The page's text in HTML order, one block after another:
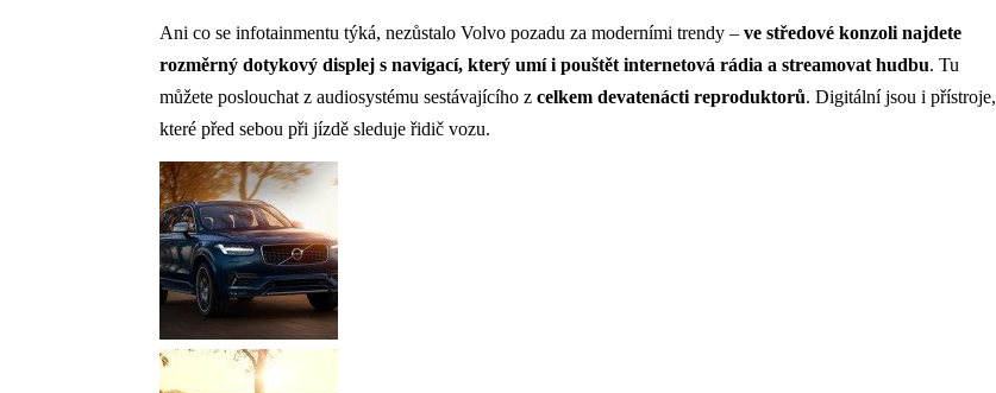
Ani co se infotainmentu týká, nezůstalo Volvo pozadu za moderními trendy – ve středové konzoli najdete
rozměrný dotykový displej s navigací, který umí i pouštět internetová rádia a streamovat hudbu. Tu
můžete poslouchat z audiosystému sestávajícího z celkem devatenácti reproduktorů. Digitální jsou i přístroje,
které před sebou při jízdě sleduje řidič vozu.